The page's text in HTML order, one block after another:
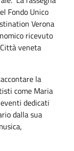
Fondo Unico
Verona
ricevuto
veneta
la
come Maria
dedicati
dalla sua